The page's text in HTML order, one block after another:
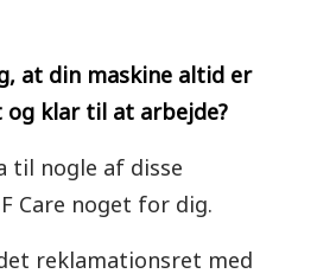
at din maskine altid er
og klar til at arbejde?
til nogle af disse
Care noget for dig.
reklamationsret med